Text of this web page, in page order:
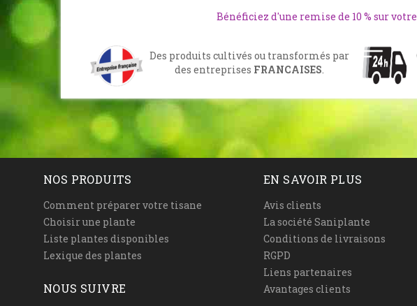
Bénéficiez d'une remise de 10 % sur
Des produits cultivés ou transformés par
des entreprises FRANCAISES.
NOS PRODUITS
Comment préparer votre tisane
Choisir une plante
Liste plantes disponibles
Lexique des plantes
EN SAVOIR PLUS
Avis clients
La société Saniplante
Conditions de livraisons
RGPD
Liens partenaires
Avantages clients
NOUS SUIVRE